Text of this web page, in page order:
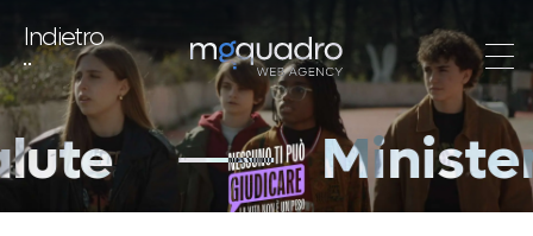
Indietro
Ministero della